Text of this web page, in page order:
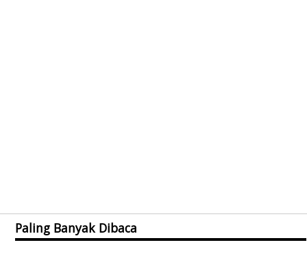
Paling Banyak Dibaca